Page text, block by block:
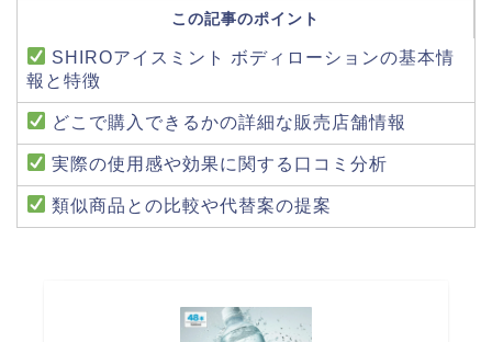
この記事のポイント
SHIROアイスミント ボディローションの基本情
報と特徴
どこで購入できるかの詳細な販売店舗情報
実際の使用感や効果に関する口コミ分析
類似商品との比較や代替案の提案